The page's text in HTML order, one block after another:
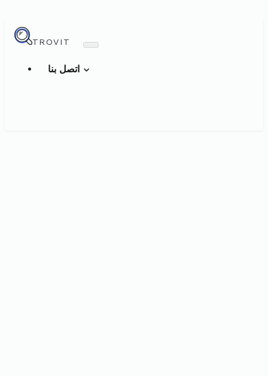
TROVIT